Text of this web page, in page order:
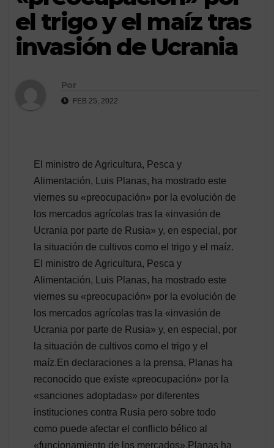
el trigo y el maíz tras
invasión de Ucrania
Por
FEB 25, 2022
El ministro de Agricultura, Pesca y
Alimentación, Luis Planas, ha mostrado este
viernes su «preocupación» por la evolución de
los mercados agrícolas tras la «invasión de
Ucrania por parte de Rusia» y, en especial, por
la situación de cultivos como el trigo y el maíz.
El ministro de Agricultura, Pesca y
Alimentación, Luis Planas, ha mostrado este
viernes su «preocupación» por la evolución de
los mercados agrícolas tras la «invasión de
Ucrania por parte de Rusia» y, en especial, por
la situación de cultivos como el trigo y el
maíz.En declaraciones a la prensa, Planas ha
reconocido que existe «preocupación» por la
«sanciones adoptadas» por diferentes
instituciones contra Rusia pero sobre todo
como puede afectar el conflicto bélico al
«funcionamiento de los mercados».Planas ha